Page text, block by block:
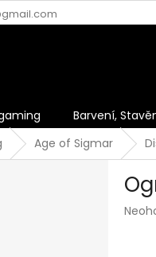
Barvení,
Age of Sigmar